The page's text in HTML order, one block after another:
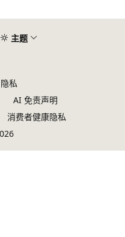
主题
隐私
AI 免责声明
消费者健康隐私